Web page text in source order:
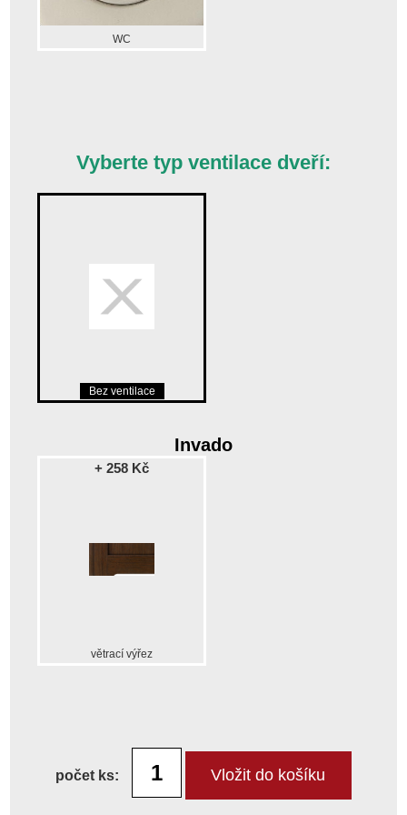
WC
Vyberte typ ventilace dveří:
Bez ventilace
Invado
+ 258 Kč
větrací výřez
počet ks: